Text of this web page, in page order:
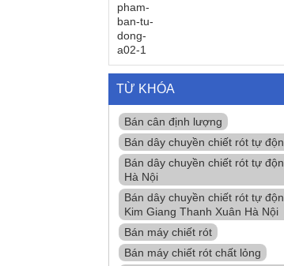
TỪ KHÓA
Bán cân định lượng
Bán dây chuyền chiết rót tự
Bán dây chuyền chiết rót tự
Hà Nội
Bán dây chuyền chiết rót tự
Kim Giang Thanh Xuân Hà Nội
Bán máy chiết rót
Bán máy chiết rót chất lỏng